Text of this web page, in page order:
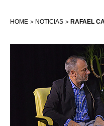
HOME NOTICIAS RAFAEL